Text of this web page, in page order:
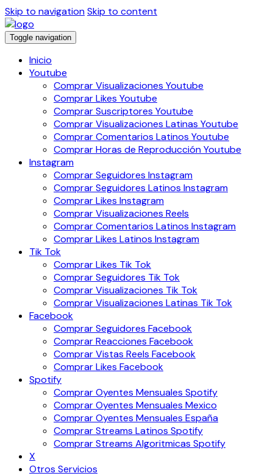
Skip to navigationSkip to content
Toggle navigation
Inicio
Youtube
Comprar Visualizaciones Youtube
Comprar Likes Youtube
Comprar Suscriptores Youtube
Comprar Visualizaciones Latinas Youtube
Comprar Comentarios Latinos Youtube
Comprar Horas de Reproducción Youtube
Instagram
Comprar Seguidores Instagram
Comprar Seguidores Latinos Instagram
Comprar Likes Instagram
Comprar Visualizaciones Reels
Comprar Comentarios Latinos Instagram
Comprar Likes Latinos Instagram
Tik Tok
Comprar Likes Tik Tok
Comprar Seguidores Tik Tok
Comprar Visualizaciones Tik Tok
Comprar Visualizaciones Latinas Tik Tok
Facebook
Comprar Seguidores Facebook
Comprar Reacciones Facebook
Comprar Vistas Reels Facebook
Comprar Likes Facebook
Spotify
Comprar Oyentes Mensuales Spotify
Comprar Oyentes Mensuales Mexico
Comprar Oyentes Mensuales España
Comprar Streams Latinos Spotify
Comprar Streams Algoritmicas Spotify
X
Otros Servicios